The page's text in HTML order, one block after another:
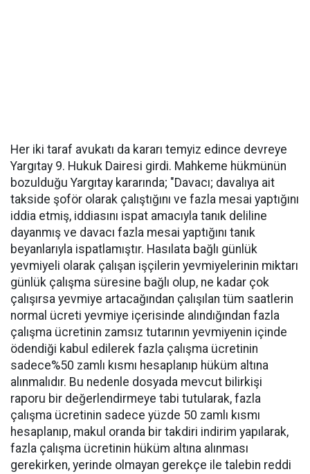
Her iki taraf avukatı da kararı temyiz edince devreye
Yargıtay 9. Hukuk Dairesi girdi. Mahkeme hükmünün
bozulduğu Yargıtay kararında; "Davacı; davalıya ait
takside şoför olarak çalıştığını ve fazla mesai yaptığını
iddia etmiş, iddiasını ispat amacıyla tanık deliline
dayanmış ve davacı fazla mesai yaptığını tanık
beyanlarıyla ispatlamıştır. Hasılata bağlı günlük
yevmiyeli olarak çalışan işçilerin yevmiyelerinin miktarı
günlük çalışma süresine bağlı olup, ne kadar çok
çalışırsa yevmiye artacağından çalışılan tüm saatlerin
normal ücreti yevmiye içerisinde alındığından fazla
çalışma ücretinin zamsız tutarının yevmiyenin içinde
ödendiği kabul edilerek fazla çalışma ücretinin
sadece%50 zamlı kısmı hesaplanıp hüküm altına
alınmalıdır. Bu nedenle dosyada mevcut bilirkişi
raporu bir değerlendirmeye tabi tutularak, fazla
çalışma ücretinin sadece yüzde 50 zamlı kısmı
hesaplanıp, makul oranda bir takdiri indirim yapılarak,
fazla çalışma ücretinin hüküm altına alınması
gerekirken, yerinde olmayan gerekçe ile talebin reddi